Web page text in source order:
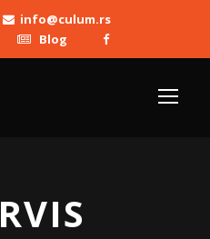
info@culum.rs
Blog